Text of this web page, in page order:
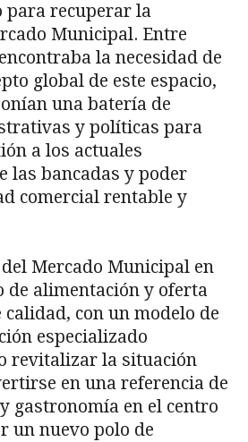
para recuperar la
Municipal. Entre
la necesidad de
global de este espacio,
una batería de
y políticas para
a los actuales
las bancadas y poder
comercial rentable y
Mercado Municipal en
de alimentación y oferta
con un modelo de
especializado
revitalizar la situación
en una referencia de
gastronomía en el centro
un nuevo polo de